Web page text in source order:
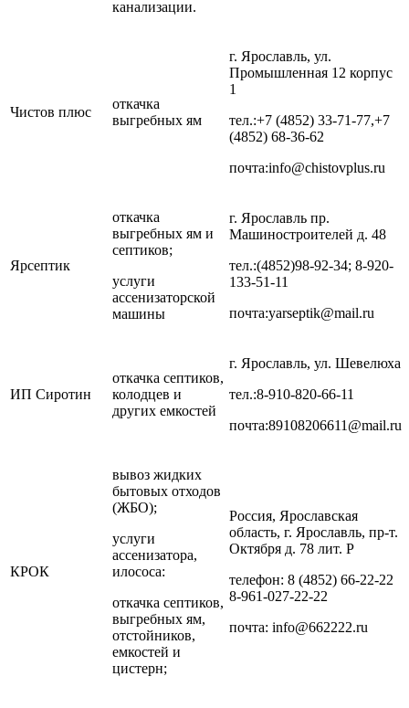
канализации.
Чистов плюс
откачка
выгребных ям
г. Ярославль, ул.
Промышленная 12 корпус
1
тел.:+7 (4852) 33-71-77,+7
(4852) 68-36-62
почта:info@chistovplus.ru
Ярсептик
откачка
выгребных ям и
септиков;
услуги
ассенизаторской
машины
г. Ярославль пр.
Машиностроителей д. 48
тел.:(4852)98-92-34; 8-920-
133-51-11
почта:yarseptik@mail.ru
ИП Сиротин
откачка септиков,
колодцев и
других емкостей
г. Ярославль, ул. Шевелюха
тел.:8-910-820-66-11
почта:89108206611@mail.ru
КРОК
вывоз жидких
бытовых отходов
(ЖБО);
услуги
ассенизатора,
илососа:
откачка септиков,
выгребных ям,
отстойников,
емкостей и
цистерн;
Россия, Ярославская
область, г. Ярославль, пр-т.
Октября д. 78 лит. Р
телефон: 8 (4852) 66-22-22
8-961-027-22-22
почта: info@662222.ru